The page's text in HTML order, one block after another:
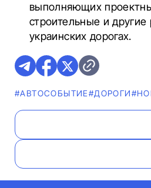
выполняющих
строительные и другие
украинских дорогах.
#АВТОСОБЫТИЕ#ДОРОГИ